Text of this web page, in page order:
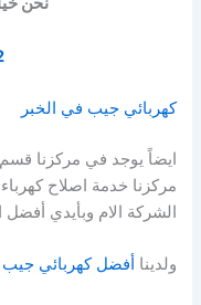
كهربائي جيب في الخبر
ايضاً يوجد في مركزنا
مركزنا خدمة اصلاح
الشركة الام وبأيدي أفضل
ولدينا أفضل كهربائي جيب